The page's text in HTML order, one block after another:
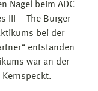
Nagel beim ADC
III – The Burger
bei der
entstanden
war an der